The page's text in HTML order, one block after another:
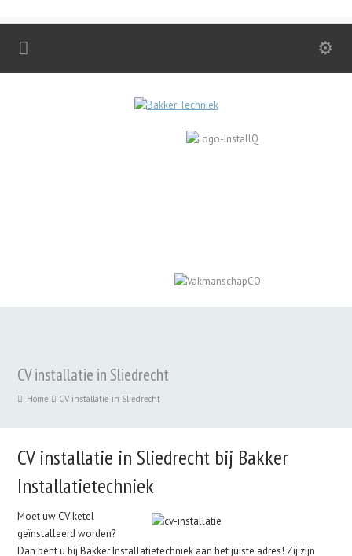
CV installatie in Sliedrecht
Home CV installatie in Sliedrecht
CV installatie in Sliedrecht bij Bakker
Installatietechniek
Moet uw CV ketel
geïnstalleerd worden?
Dan bent u bij Bakker Installatietechniek aan het juiste adres! Zij zijn